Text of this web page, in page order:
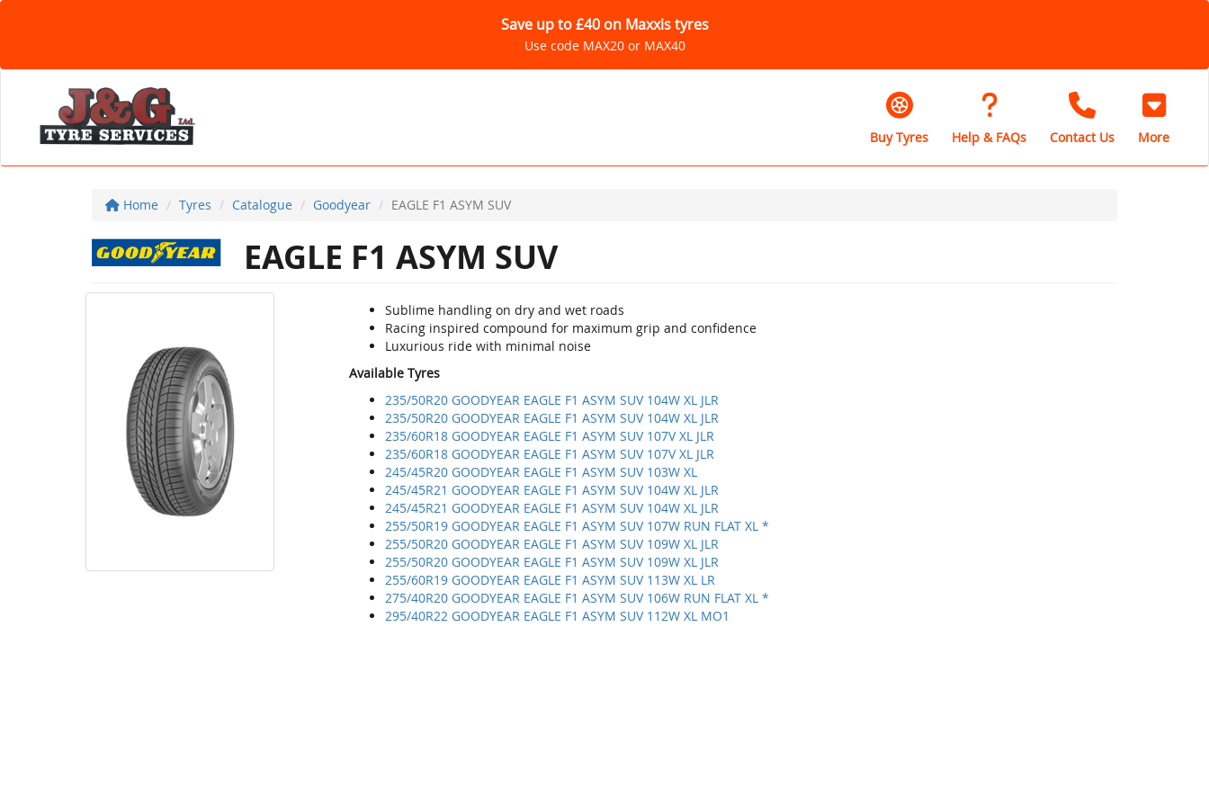
Save up to £40 on Maxxis tyres
Use code MAX20 or MAX40
Buy Tyres Help & FAQs Contact Us More
Home Tyres Catalogue Goodyear EAGLE F1 ASYM SUV
EAGLE F1 ASYM SUV
Sublime handling on dry and wet roads
Racing inspired compound for maximum grip and confidence
Luxurious ride with minimal noise
Available Tyres
235/50R20 GOODYEAR EAGLE F1 ASYM SUV 104W XL JLR
235/50R20 GOODYEAR EAGLE F1 ASYM SUV 104W XL JLR
235/60R18 GOODYEAR EAGLE F1 ASYM SUV 107V XL JLR
235/60R18 GOODYEAR EAGLE F1 ASYM SUV 107V XL JLR
245/45R20 GOODYEAR EAGLE F1 ASYM SUV 103W XL
245/45R21 GOODYEAR EAGLE F1 ASYM SUV 104W XL JLR
245/45R21 GOODYEAR EAGLE F1 ASYM SUV 104W XL JLR
255/50R19 GOODYEAR EAGLE F1 ASYM SUV 107W RUN FLAT XL *
255/50R20 GOODYEAR EAGLE F1 ASYM SUV 109W XL JLR
255/50R20 GOODYEAR EAGLE F1 ASYM SUV 109W XL JLR
255/60R19 GOODYEAR EAGLE F1 ASYM SUV 113W XL LR
275/40R20 GOODYEAR EAGLE F1 ASYM SUV 106W RUN FLAT XL *
295/40R22 GOODYEAR EAGLE F1 ASYM SUV 112W XL MO1